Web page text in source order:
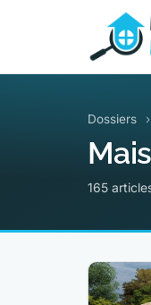
Dossiers ›
165